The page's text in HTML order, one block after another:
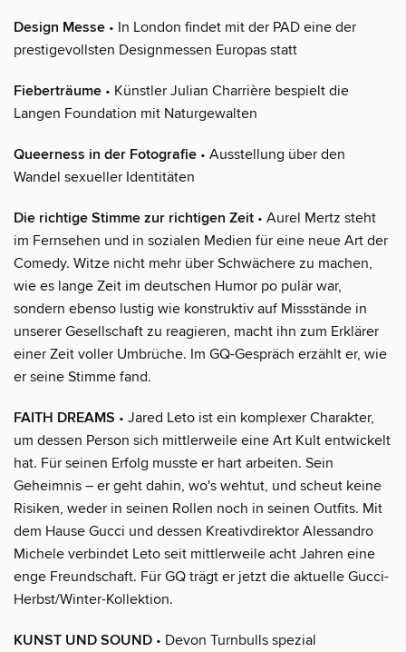
Design Messe • In London findet mit der PAD eine der
prestigevollsten Designmessen Europas statt
Fieberträume • Künstler Julian Charrière bespielt die
Langen Foundation mit Naturgewalten
Queerness in der Fotografie • Ausstellung über den
Wandel sexueller Identitäten
Die richtige Stimme zur richtigen Zeit • Aurel Mertz steht
im Fernsehen und in sozialen Medien für eine neue Art der
Comedy. Witze nicht mehr über Schwächere zu machen,
wie es lange Zeit im deutschen Humor po pulär war,
sondern ebenso lustig wie konstruktiv auf Missstände in
unserer Gesellschaft zu reagieren, macht ihn zum Erklärer
einer Zeit voller Umbrüche. Im GQ-Gespräch erzählt er, wie
er seine Stimme fand.
FAITH DREAMS • Jared Leto ist ein komplexer Charakter,
um dessen Person sich mittlerweile eine Art Kult entwickelt
hat. Für seinen Erfolg musste er hart arbeiten. Sein
Geheimnis – er geht dahin, wo's wehtut, und scheut keine
Risiken, weder in seinen Rollen noch in seinen Outfits. Mit
dem Hause Gucci und dessen Kreativdirektor Alessandro
Michele verbindet Leto seit mittlerweile acht Jahren eine
enge Freundschaft. Für GQ trägt er jetzt die aktuelle Gucci-
Herbst/Winter-Kollektion.
KUNST UND SOUND • Devon Turnbulls spezial